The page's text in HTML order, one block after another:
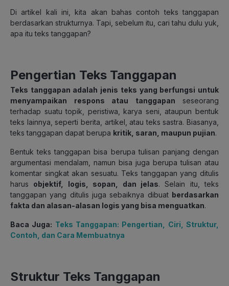
Di artikel kali ini, kita akan bahas contoh teks tanggapan
berdasarkan strukturnya. Tapi, sebelum itu, cari tahu dulu yuk,
apa itu teks tanggapan?
Pengertian Teks Tanggapan
Teks tanggapan adalah jenis teks yang berfungsi untuk
menyampaikan respons atau tanggapan seseorang
terhadap suatu topik, peristiwa, karya seni, ataupun bentuk
teks lainnya, seperti berita, artikel, atau teks sastra. Biasanya,
teks tanggapan dapat berupa kritik, saran, maupun pujian.
Bentuk teks tanggapan bisa berupa tulisan panjang dengan
argumentasi mendalam, namun bisa juga berupa tulisan atau
komentar singkat akan sesuatu. Teks tanggapan yang ditulis
harus objektif, logis, sopan, dan jelas. Selain itu, teks
tanggapan yang ditulis juga sebaiknya dibuat berdasarkan
fakta dan alasan-alasan logis yang bisa menguatkan.
Baca Juga: Teks Tanggapan: Pengertian, Ciri, Struktur,
Contoh, dan Cara Membuatnya
Struktur Teks Tanggapan